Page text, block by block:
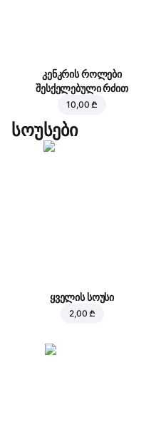
კენკრის როლები
შესქელებული რძით
10,00 ₾
სოუსები
ყველის სოუსი
2,00 ₾